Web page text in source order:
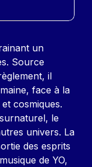
un
Source
il
face à la
cosmiques.
le
univers. La
des esprits
de YO,